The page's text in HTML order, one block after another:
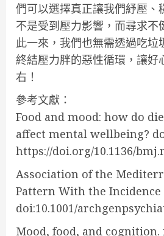
們可以選擇真正讓我們紓壓、
不是受到壓力影響，而尋求不
此一來，我們也無需透過吃垃
終結壓力胖的惡性循環，讓好
右！
參考文獻：
Food and mood: how do
affect mental wellbeing?
https://doi.org/10.1136/
Association of the
Pattern With the Incidence
doi:10.1001/
Mood, food, and cognition.